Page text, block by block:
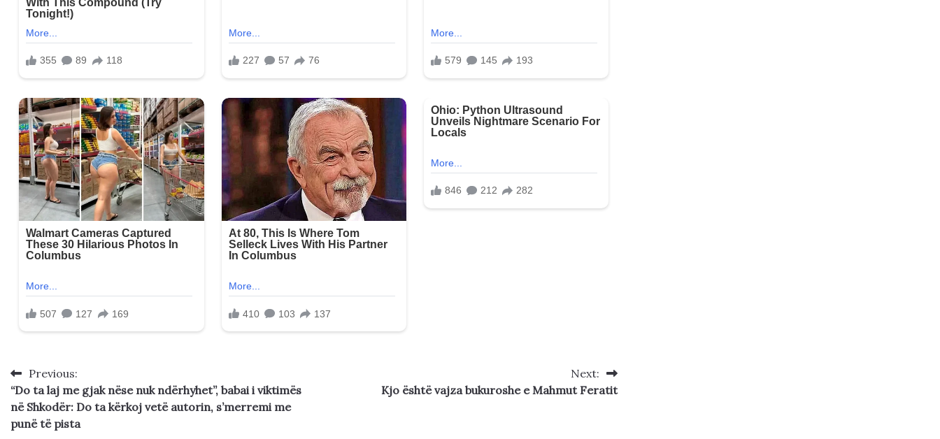
Post
navigation
Previous:
“Do ta laj me gjak nëse nuk ndërhyhet”, babai i viktimës
në Shkodër: Do ta kërkoj vetë autorin, s’merremi me
punë të pista
Next:
Kjo është vajza bukuroshe e Mahmut Feratit